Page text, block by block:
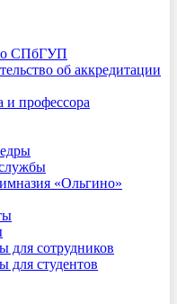
о СПбГУП
об аккредитации
и профессора
«Ольгино»
для сотрудников
для студентов